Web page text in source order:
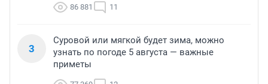
86 881 11
3
Суровой или мягкой будет зима, можно
узнать по погоде 5 августа — важные
приметы